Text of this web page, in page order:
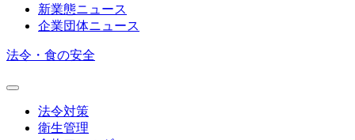
新業態ニュース
企業団体ニュース
法令・食の安全
法令対策
衛生管理